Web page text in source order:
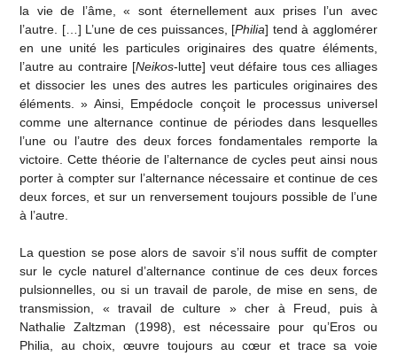
la vie de l’âme, « sont éternellement aux prises l’un avec
l’autre. […] L’une de ces puissances, [Philia] tend à agglomérer
en une unité les particules originaires des quatre éléments,
l’autre au contraire [Neikos-lutte] veut défaire tous ces alliages
et dissocier les unes des autres les particules originaires des
éléments. » Ainsi, Empédocle conçoit le processus universel
comme une alternance continue de périodes dans lesquelles
l’une ou l’autre des deux forces fondamentales remporte la
victoire. Cette théorie de l’alternance de cycles peut ainsi nous
porter à compter sur l’alternance nécessaire et continue de ces
deux forces, et sur un renversement toujours possible de l’une
à l’autre.
La question se pose alors de savoir s’il nous suffit de compter
sur le cycle naturel d’alternance continue de ces deux forces
pulsionnelles, ou si un travail de parole, de mise en sens, de
transmission, « travail de culture » cher à Freud, puis à
Nathalie Zaltzman (1998), est nécessaire pour qu’Eros ou
Philia, au choix, œuvre toujours au cœur et trace sa voie